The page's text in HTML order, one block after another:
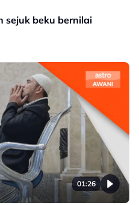
sejuk beku bernilai
01:26